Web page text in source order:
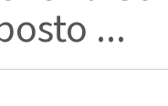
...